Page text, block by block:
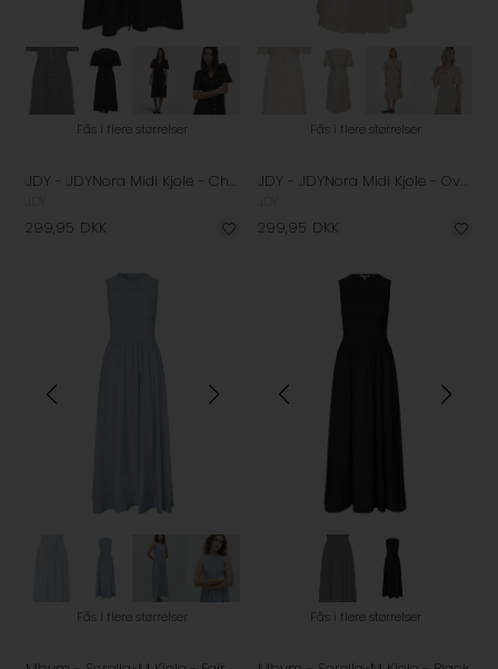
Fås i flere størrelser
JDY - JDYNora Midi Kjole - Chocolate Torte
299,95 DKK
Fås i flere størrelser
JDY - JDYNora Midi Kjole - Overcast
299,95 DKK
Fås i flere størrelser Fås i flere størrelser